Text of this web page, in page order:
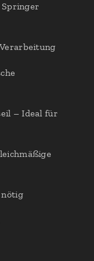
– Ideal für
nötig